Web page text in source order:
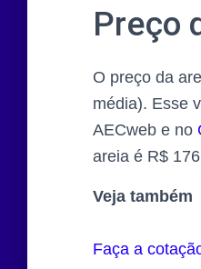
Preço
O preço da
média). Esse
AECweb e no
areia é R$
Veja também
Faça a